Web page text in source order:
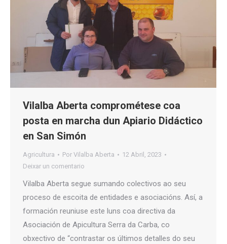
Vilalba Aberta comprométese coa
posta en marcha dun Apiario Didáctico
en San Simón
Agricultura Por Vilalba Aberta
12 Abril, 2023
Deixar un comentario
Vilalba Aberta segue sumando colectivos ao seu
proceso de escoita de entidades e asociacións. Así, a
formación reuniuse este luns coa directiva da
Asociación de Apicultura Serra da Carba, co
obxectivo de “contrastar os últimos detalles do seu